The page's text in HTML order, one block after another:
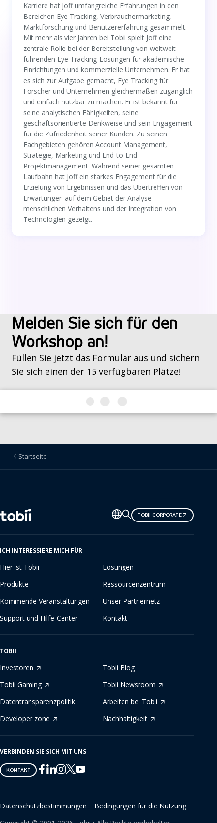
Karriere hat Joff umfangreiche Erfahrungen in den
Bereichen Eye Tracking, Verbrauchermarketing,
Marktforschung und Benutzererfahrung gesammelt.
Mit mehr als vier Jahren bei Tobii spielt Joff eine
zentrale Rolle bei der Bereitstellung von weltweit
führenden Eye Tracking-Lösungen für akademische
Einrichtungen und kommerzielle Unternehmen. Er hat
es sich zur Aufgabe gemacht, Eye Tracking für
Forscher und Unternehmen gleichermaßen zugänglich
und einfach nutzbar zu machen. Er ist bekannt für
seine analytischen Fähigkeiten, seine
geschäftsorientierte Denkweise und sein Engagement
für die Zufriedenheit seiner Kunden. Zu seinen
Fachgebieten gehören Account Management,
Strategie, Marketing und End-to-End-
Projektmanagement. Während seiner gesamten
Laufbahn hat Joff ein starkes Engagement für die
Erzielung von Ergebnissen und das Übertreffen von
Erwartungen auf dem Gebiet der Analyse
menschlichen Verhaltens und der Integration von
Technologien gezeigt.
Melden Sie sich für den
Workshop an!
Füllen Sie jetzt das Formular aus und sichern
Sie sich einen der 15 verfügbaren Plätze!
Startseite
Sprache
ändern
TOBII CORPORATE
ICH INTERESSIERE MICH FÜR
Hier ist Tobii
Lösungen
Produkte
Ressourcenzentrum
Kommende Veranstaltungen
Unser Partnernetz
Support und Hilfe-Center
Kontakt
TOBII
Investoren
Tobii Blog
Tobii Gaming
Tobii Newsroom
Datentransparenzpolitik
Arbeiten bei Tobii
Developer zone
Nachhaltigkeit
VERBINDEN SIE SICH MIT UNS
KONTAKT
Tobii
on
Facebook
Tobii
on
Linkedin
Tobii
on
Instagram
Tobii
on
Twitter
Tobii
on
Youtube
Datenschutzbestimmungen
Bedingungen für die Nutzung